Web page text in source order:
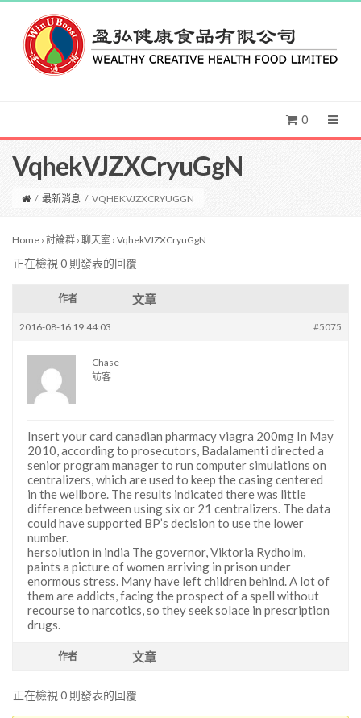
0
VqhekVJZXCryuGgN
/ 最新消息 / VQHEKVJZXCRYUGGN
Home › 討論群 › 聊天室 › VqhekVJZXCryuGgN
正在檢視 0 則發表的回覆
作者 文章
2016-08-16 19:44:03 #5075
Chase
訪客
Insert your card canadian pharmacy viagra 200mg In May
2010, according to prosecutors, Badalamenti directed a
senior program manager to run computer simulations on
centralizers, which are used to keep the casing centered
in the wellbore. The results indicated there was little
difference between using six or 21 centralizers. The data
could have supported BP’s decision to use the lower
number.
hersolution in india The governor, Viktoria Rydholm,
paints a picture of women arriving in prison under
enormous stress. Many have left children behind. A lot of
them are addicts, facing the prospect of a spell without
recourse to narcotics, so they seek solace in prescription
drugs.
作者 文章
正在檢視 0 則發表的回覆